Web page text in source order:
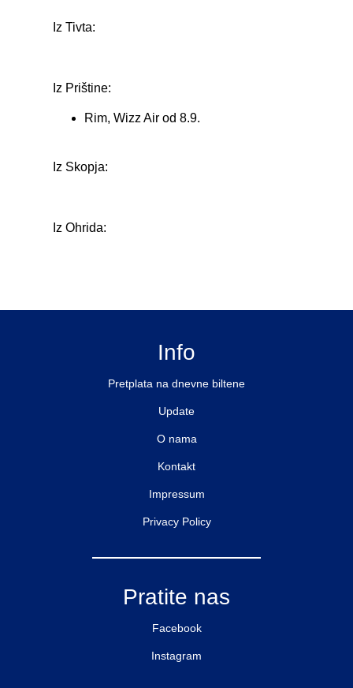
Iz Tivta:
Iz Prištine:
Rim, Wizz Air od 8.9.
Iz Skopja:
Iz Ohrida:
Info
Pretplata na dnevne biltene
Update
O nama
Kontakt
Impressum
Privacy Policy
Pratite nas
Facebook
Instagram